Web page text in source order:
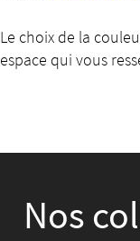
Le choix de la
espace qui vous
Nos